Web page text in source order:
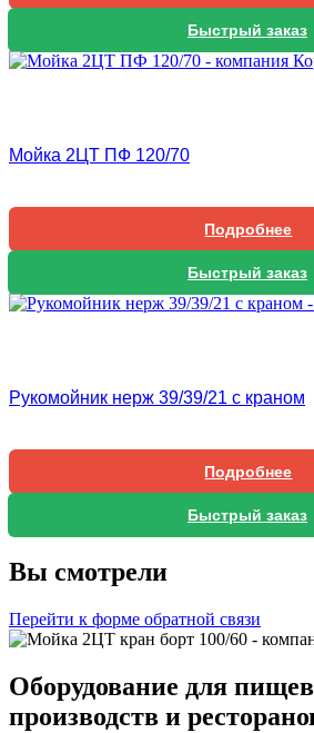
Быстрый заказ
Мойка 2ЦТ ПФ 120/70
Подробнее
Быстрый заказ
Рукомойник нерж 39/39/21 с краном
Подробнее
Быстрый заказ
Вы смотрели
Перейти к форме обратной связи
Оборудование для
производств и